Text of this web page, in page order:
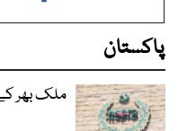
پاکستان
ملک بھر